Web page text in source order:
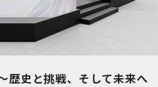
史と挑戦、そして未来へ